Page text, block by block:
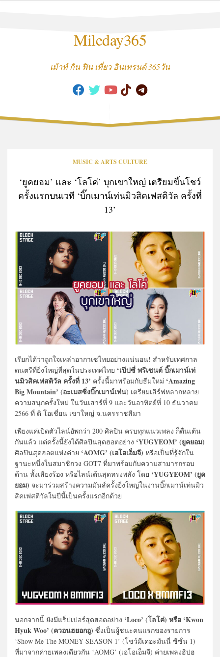
Mileday365
เม้าท์ กิน ฟิน เที่ยว อินเทรนด์ 365วัน
MUSIC & ARTS CULTURE
‘ยูคยอม’ และ ‘โลโค่’ บุกเขาใหญ่ เตรียมขึ้นโชว์
ครั้งแรกบนเวที ‘บิ๊กเมาน์เท่นมิวสิคเฟสติวัล ครั้งที่
13’
เรียกได้ว่าถูกใจเหล่าอากาเซไทยอย่างแน่นอน! สำหรับเทศกาล
ดนตรีที่ยิ่งใหญ่ที่สุดในประเทศไทย ‘เป๊ปซี่ พรีเซนต์ บิ๊กเมาน์เท่
นมิวสิคเฟสติวัล ครั้งที่ 13’ ครั้งนี้มาพร้อมกับธีมใหม่ ‘Amazing
Big Mountain’ (อะเมสซิ่งบิ๊กเมาน์เท่น) เตรียมเสิร์ฟหลากหลาย
ความสนุกครั้งใหม่ ในวันเสาร์ที่ 9 และวันอาทิตย์ที่ 10 ธันวาคม
2566 ที่ ดิ โอเชี่ยน เขาใหญ่ จ.นครราชสีมา
เพียงแค่เปิดตัวไลน์อัพกว่า 200 ศิลปิน ครบทุกแนวเพลง ก็ตื่นเต้น
กันแล้ว แต่ครั้งนี้ยังได้ศิลปินสุดฮอตอย่าง ‘YUGYEOM’ (ยูคยอม)
ศิลปินสุดฮอตแห่งค่าย ‘AOMG’ (เอโอเอ็มจี) หรือเป็นที่รู้จักใน
ฐานะหนึ่งในสมาชิกวง GOT7 ที่มาพร้อมกับความสามารถรอบ
ด้าน ทั้งเสียงร้อง หรือไลน์เต้นสุดทรงพลัง โดย ‘YUGYEOM’ (ยูค
ยอม) จะมาร่วมสร้างความมันส์ครั้งยิ่งใหญ่ในงานบิ๊กเมาน์เท่นมิว
สิคเฟสติวัลในปีนี้เป็นครั้งแรกอีกด้วย
นอกจากนี้ ยังมีแร็ปเปอร์สุดฮอตอย่าง ‘Loco’ (โลโค่) หรือ ‘Kwon
Hyuk Woo’ (ควอนฮยอกอู) ซึ่งเป็นผู้ชนะคนแรกของรายการ
‘Show Me The MONEY SEASON 1’ (โชว์มีเดอะมันนี่ ซีซั่น 1)
ที่มาจากค่ายเพลงเดียวกัน ‘AOMG’ (เอโอเอ็มจี) ค่ายเพลงฮิปฮ